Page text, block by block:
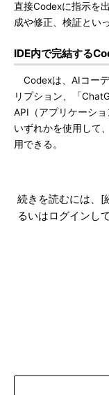
直接Codexに指示を
成や修正、検証とい
IDE内で完結する
Codexは、AIコー
リプション、「
API（アプリケーシ
いずれかを使用して
用できる。
続きを読むには、[
るいはログインし